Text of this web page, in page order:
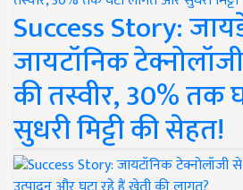
Success Story:
जायटॉनिक
की तस्वीर, 30% तक
सुधरी मिट्टी की सेहत!